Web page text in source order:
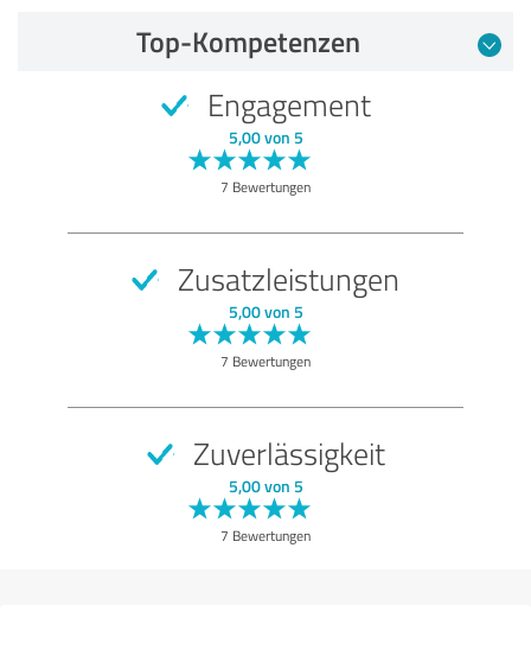
Top-Kompetenzen
Engagement
5,00 von 5
7 Bewertungen
Zusatzleistungen
5,00 von 5
7 Bewertungen
Zuverlässigkeit
5,00 von 5
7 Bewertungen